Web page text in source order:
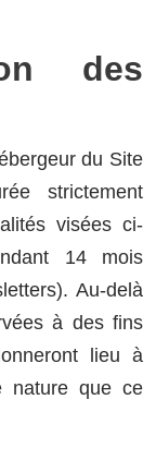
des
du Site
strictement
visées ci-
14 mois
Au-delà
à des fins
lieu à
nature que ce